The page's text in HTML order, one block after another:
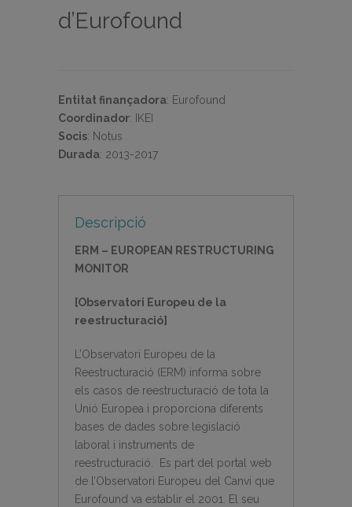
d’Eurofound
Entitat finançadora: Eurofound
Coordinador:
IKEI
Socis: Notus
Durada: 2013-2017
Descripció
ERM – EUROPEAN RESTRUCTURING
MONITOR
[Observatori Europeu de la
reestructuració]
L’Observatori Europeu de la
Reestructuració (ERM) informa sobre
els casos de reestructuració de tota la
Unió Europea i proporciona diferents
bases de dades sobre legislació
laboral i instruments de
reestructuració. Es part del portal web
de l’Observatori Europeu del Canvi que
Eurofound va establir el 2001. El seu